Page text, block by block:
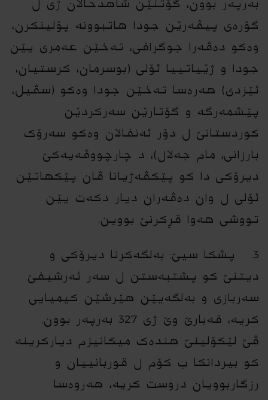
بەرپەر بوون، گۆتنێن شاهدحالان ژى ل
گۆرەى پیڤەرێن جودا هاتبوونە پۆلینکرن،
وەکو دەڤەرا جوگرافى، تەخێن عەمرى یێن
جودا و ژێیاتییا ئۆلى (بوسرمان، کرستیان،
ئێزدى) هەرەسا تەخێن جودا وەکو (سڤیل،
پێشمەرگە و گۆتارێن سەرکردێن
کوردستانێ ل دۆر ئەنفالان وەکو سەرۆک
بارزانى، مام جەلال)، د چارچووڤەیەکێ
دیرۆکى دا کو پێکڤەژیانا ڤان پێکهاتێن
ئۆلى ل وان دەڤەران دیار دکەت یێن
تووشى هەوا قڕکرنێ بووین.
3. پشکا سیێ: بەلگەکرنا دیرۆکى و
دیتنێ کو پشتبەستن ل سەر ئەرشیفێ
سەربازى و بەلگەیێن هێرشێن کیمیایى
کریە، قەبارێ وێ ژى 327 بەرپەر بوون.
ڤێ لێکۆلینێ هندەک میکانیزم دیارکرینە
کو بیردانکا ب کۆم ل قوربانییان و
رزگاربوویان دروست کریە، هەروەسا